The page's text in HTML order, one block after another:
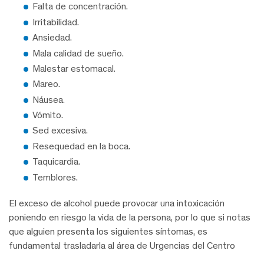
Falta de concentración.
Irritabilidad.
Ansiedad.
Mala calidad de sueño.
Malestar estomacal.
Mareo.
Náusea.
Vómito.
Sed excesiva.
Resequedad en la boca.
Taquicardia.
Temblores.
El exceso de alcohol puede provocar una intoxicación
poniendo en riesgo la vida de la persona, por lo que si notas
que alguien presenta los siguientes síntomas, es
fundamental trasladarla al área de Urgencias del Centro